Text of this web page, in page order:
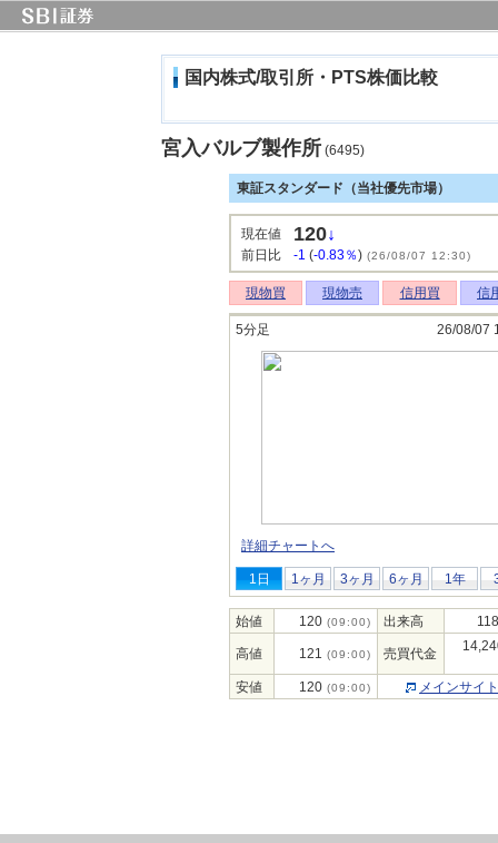
国内株式/取引所・PTS株価比較
宮入バルブ製作所 (6495)
東証スタンダード（当社優先市場）
現在値 120↓
前日比 -1 (-0.83％) (26/08/07 12:30)
現物買 現物売 信用買 信
5分足 26/08/07
詳細チャートへ
1日 1ヶ月 3ヶ月 6ヶ月 1年
始値 120 (09:00) 出来高
高値 121 (09:00) 売買代金
安値 120 (09:00) メインサイ